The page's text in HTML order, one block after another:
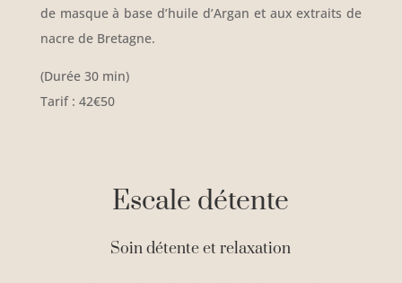
de masque à base d’huile d’Argan et aux extraits de
nacre de Bretagne.
(Durée 30 min)
Tarif : 42€50
Escale détente
Soin détente et relaxation